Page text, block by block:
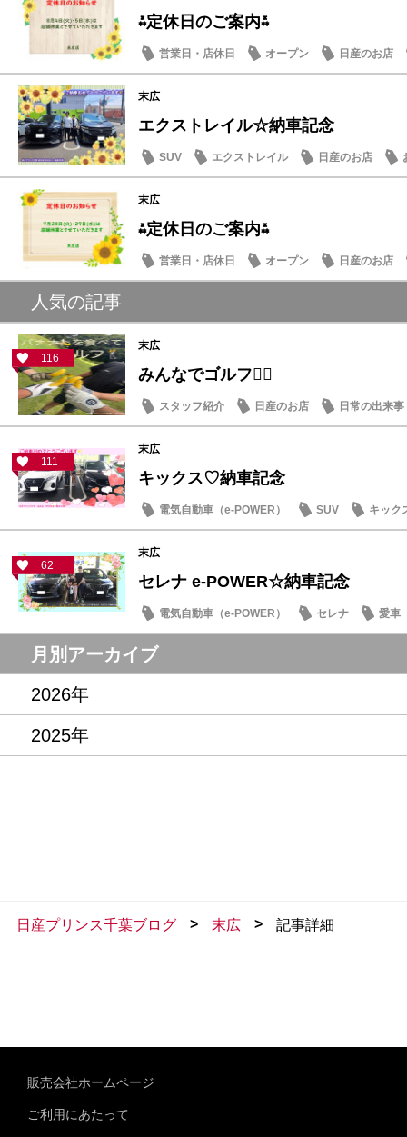
⁂定休日のご案内⁂
営業日・店休日 オープン 日産のお店
末広
エクストレイル☆納車記念
SUV エクストレイル 日産のお店
末広
⁂定休日のご案内⁂
営業日・店休日 オープン 日産のお店
人気の記事
116
末広
みんなでゴルフ🏌️‍♂️
スタッフ紹介 日産のお店 日常の出来事
111
末広
キックス♡納車記念
電気自動車（e-POWER） SUV キック
62
末広
セレナ e-POWER☆納車記念
電気自動車（e-POWER） セレナ 愛車
月別アーカイブ
2026年
2025年
日産プリンス千葉ブログ > 末広 > 記事詳細
販売会社ホームページ
ご利用にあたって